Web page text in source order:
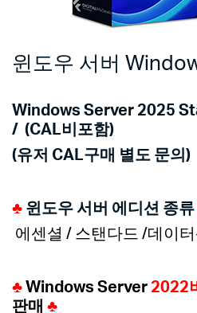
윈도우 서버
Windows Server 2025
/ (CAL비포함)
(유저 CAL구매 별도 문의)
♣ 윈도우 서버 에디션 종류
에센셜 / 스탠다드 /데이
♣ Windows Server 2022
판매 ♣